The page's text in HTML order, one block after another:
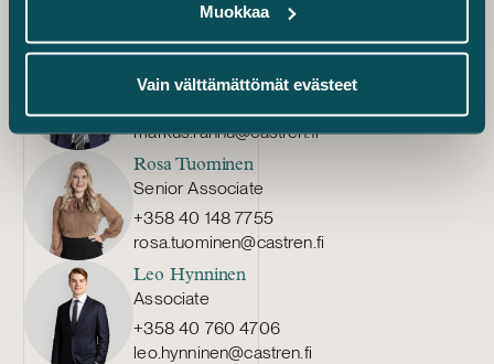
Muokkaa
Vain välttämättömät evästeet
maiju.makinen@castren.fi
Markus Rahnu
Senior Associate
markus.rahnu@castren.fi
Rosa Tuominen
Senior Associate
+358 40 148 7755
rosa.tuominen@castren.fi
Leo Hynninen
Associate
+358 40 760 4706
leo.hynninen@castren.fi